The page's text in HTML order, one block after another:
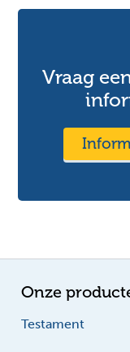
Vraag
Onze
Testament